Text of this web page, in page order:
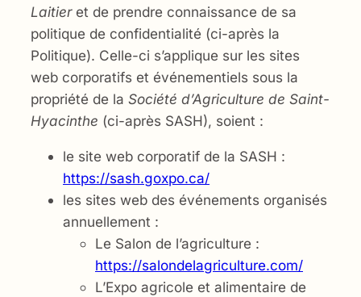
Laitier et de prendre connaissance de sa
politique de confidentialité (ci-après la
Politique). Celle-ci s’applique sur les sites
web corporatifs et événementiels sous la
propriété de la Société d’Agriculture de Saint-
Hyacinthe (ci-après SASH), soient :
le site web corporatif de la SASH :
https://sash.goxpo.ca/
les sites web des événements organisés
annuellement :
Le Salon de l’agriculture :
https://salondelagriculture.com/
L’Expo agricole et alimentaire de